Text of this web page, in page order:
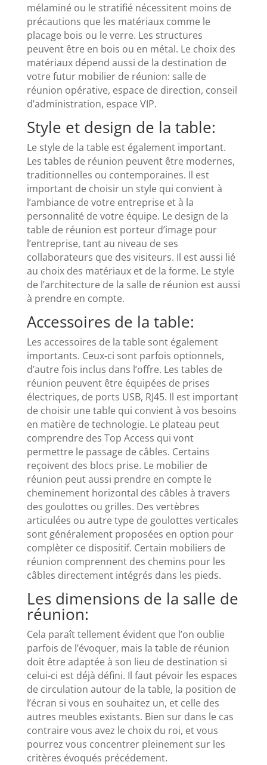
mélaminé ou le stratifié nécessitent moins de
précautions que les matériaux comme le
placage bois ou le verre. Les structures
peuvent être en bois ou en métal. Le choix des
matériaux dépend aussi de la destination de
votre futur mobilier de réunion: salle de
réunion opérative, espace de direction, conseil
d’administration, espace VIP.
Style et design de la table:
Le style de la table est également important.
Les tables de réunion peuvent être modernes,
traditionnelles ou contemporaines. Il est
important de choisir un style qui convient à
l’ambiance de votre entreprise et à la
personnalité de votre équipe. Le design de la
table de réunion est porteur d’image pour
l’entreprise, tant au niveau de ses
collaborateurs que des visiteurs. Il est aussi lié
au choix des matériaux et de la forme. Le style
de l’architecture de la salle de réunion est aussi
à prendre en compte.
Accessoires de la table:
Les accessoires de la table sont également
importants. Ceux-ci sont parfois optionnels,
d’autre fois inclus dans l’offre. Les tables de
réunion peuvent être équipées de prises
électriques, de ports USB, RJ45. Il est important
de choisir une table qui convient à vos besoins
en matière de technologie. Le plateau peut
comprendre des Top Access qui vont
permettre le passage de câbles. Certains
reçoivent des blocs prise. Le mobilier de
réunion peut aussi prendre en compte le
cheminement horizontal des câbles à travers
des goulottes ou grilles. Des vertèbres
articulées ou autre type de goulottes verticales
sont généralement proposées en option pour
complèter ce dispositif. Certain mobiliers de
réunion comprennent des chemins pour les
câbles directement intégrés dans les pieds.
Les dimensions de la salle de
réunion:
Cela paraît tellement évident que l’on oublie
parfois de l’évoquer, mais la table de réunion
doit être adaptée à son lieu de destination si
celui-ci est déjà défini. Il faut pévoir les espaces
de circulation autour de la table, la position de
l’écran si vous en souhaitez un, et celle des
autres meubles existants. Bien sur dans le cas
contraire vous avez le choix du roi, et vous
pourrez vous concentrer pleinement sur les
critères évoqués précédement.